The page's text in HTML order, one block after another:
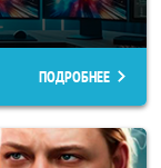
ПОДРОБНЕЕ